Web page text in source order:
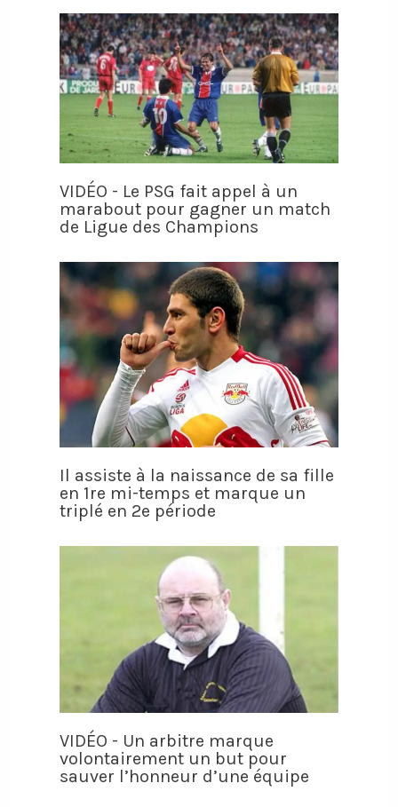
VIDÉO - Le PSG fait appel à un
marabout pour gagner un match
de Ligue des Champions
Il assiste à la naissance de sa fille
en 1re mi-temps et marque un
triplé en 2e période
VIDÉO - Un arbitre marque
volontairement un but pour
sauver l’honneur d’une équipe